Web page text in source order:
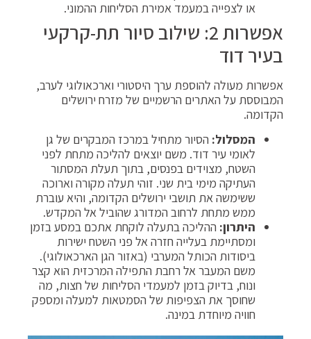
או לצפייה במעמד אמירת הסליחות ההמוני.
אפשרות 2: שילוב סיור תת-קרקעי
בעיר דוד
אפשרות מעולה להוספת ערך היסטורי וארכאולוגי לערב,
המבוססת על האתרים הרשמיים של מזרח ירושלים
הקדומה.
המסלול: הסיור מתחיל במרכז המבקרים של גן
לאומי עיר דוד. משם יוצאים להליכה מתחת לפני
השטח, מצוידים בפנסים, בתוך תעלת המסתור
העתיקה מימי בית שני. זוהי תעלה מקורה וארוכה
ששימשה את תושבי ירושלים הקדומה, והיא עוברת
ממש מתחת לרחוב המדורג שהוביל אל המקדש.
היתרון: ההליכה בתעלה לוקחת אתכם במסע בזמן
ומסתיימת בעלייה חזרה אל פני השטח ישירות
ביסודות הכותל המערבי (באזור הגן הארכאולוגי).
משם המעבר אל רחבת התפילה המרכזית הוא קצר
ונוח, בדיוק בזמן למעמדי הסליחות של חצות, מה
שחוסך את הצפיפות של הסמטאות למעלה ומספק
חוויה מיוחדת במינה.